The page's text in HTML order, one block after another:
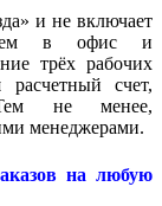
и не включает
в офис и
трёх рабочих
счет,
не менее,
менеджерами.
на любую